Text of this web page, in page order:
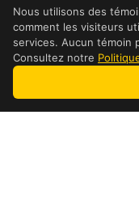
Nous utilisons des
comment les visiteurs
services. Aucun témoin
Consultez notre